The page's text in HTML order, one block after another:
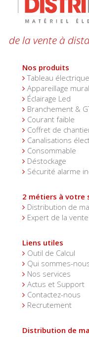
de la vente à
Nos produits
Tableau électrique
Appareillage mural
Éclairage Led
Branchement &
Courant faible
Coffret de
Canalisations
Consommable
Déstockage
Sécurité alarme
2 métiers à votre
Distribution de
Expert de la
Liens utiles
Outil de Calcul
Qui sommes-
Nos services
Actus et Support
Contactez-nous
Recrutement
Distribution de